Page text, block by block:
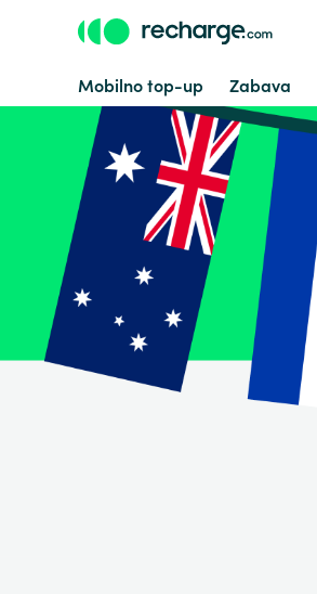
Mobilno top-up Zabava